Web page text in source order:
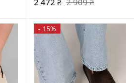
- 15%